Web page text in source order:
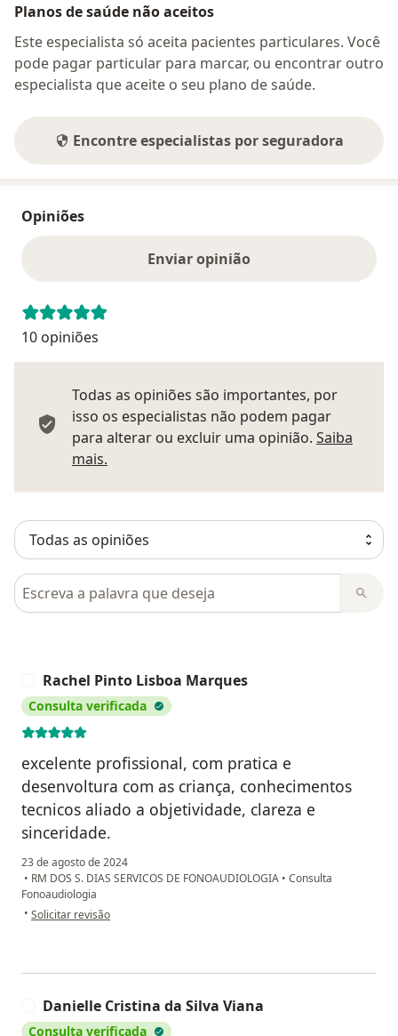
Planos de saúde não aceitos
Este especialista só aceita pacientes particulares. Você
pode pagar particular para marcar, ou encontrar outro
especialista que aceite o seu plano de saúde.
Encontre especialistas por seguradora
Opiniões
Enviar opinião
10 opiniões
Todas as opiniões são importantes, por
isso os especialistas não podem pagar
para alterar ou excluir uma opinião. Saiba
mais.
Pesquisar em opiniões
Rachel Pinto Lisboa Marques
Consulta verificada
excelente profissional, com pratica e
desenvoltura com as criança, conhecimentos
tecnicos aliado a objetividade, clareza e
sinceridade.
23 de agosto de 2024
• RM DOS S. DIAS SERVICOS DE FONOAUDIOLOGIA • Consulta
Fonoaudiologia
• na opinião do utilizador Rachel Pinto Lisboa Marques
Solicitar revisão
Danielle Cristina da Silva Viana
Consulta verificada